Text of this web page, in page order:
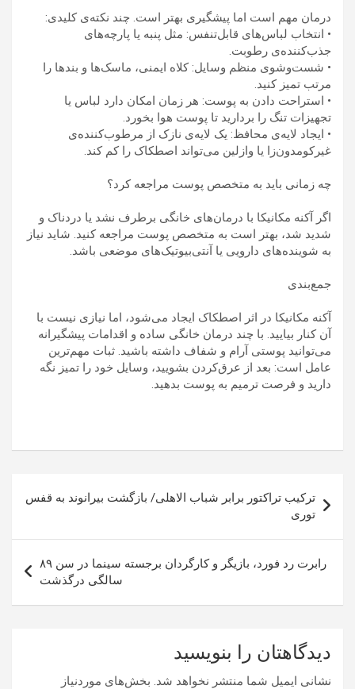
درمان مهم است اما پیشگیری بهتر است. چند نکته‌ی کلیدی:
• انتخاب لباس‌های قابل‌تنفس: مثل پنبه یا پارچه‌های
جذب‌کننده‌ی رطوبت.
• شست‌وشوی منظم وسایل: کلاه ایمنی، ماسک‌ها و بندها را
مرتب تمیز کنید.
• استراحت دادن به پوست: هر زمان امکان دارد لباس یا
تجهیزات تنگ را بردارید تا پوست هوا بخورد.
• ایجاد لایه‌ی محافظ: یک لایه‌ی نازک از مرطوب‌کننده‌ی
غیرکومدون‌زا یا وازلین می‌تواند اصطکاک را کم کند.
چه زمانی باید به متخصص پوست مراجعه کرد؟
اگر آکنه مکانیکا با درمان‌های خانگی برطرف نشد یا دردناک و
شدید شد، بهتر است به متخصص پوست مراجعه کنید. شاید نیاز
به شوینده‌های دارویی یا آنتی‌بیوتیک‌های موضعی باشد.
جمع‌بندی
آکنه مکانیکا در اثر اصطکاک ایجاد می‌شود، اما نیازی نیست با
آن کنار بیایید. با چند درمان خانگی ساده و اقدامات پیشگیرانه
می‌توانید پوستی آرام و شفاف داشته باشید. ثبات مهم‌ترین
عامل است: بعد از عرق‌کردن بشویید، وسایل خود را تمیز نگه
دارید و فرصت ترمیم به پوست بدهید.
نوشته
ترکیب تراکتور برابر شباب الاهلی/ بازگشت بیرانوند به قفس
توری
رابرت رد فورد، بازیگر و کارگردان برجسته سینما در سن ۸۹
سالگی درگذشت
دیدگاهتان را بنویسید
نشانی ایمیل شما منتشر نخواهد شد. بخش‌های موردنیاز